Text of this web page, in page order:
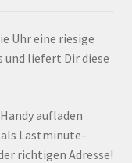
Uhr eine riesige
und liefert Dir diese
aufladen
Lastminute-
richtigen Adresse!